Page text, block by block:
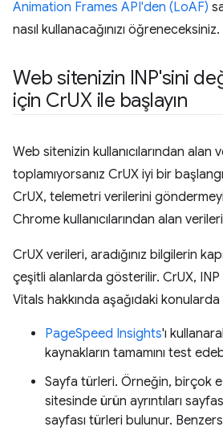
Animation Frames API'den (LoAF)
nasıl kullanacağınızı öğreneceksiniz.
Web sitenizin INP'sini
için CrUX ile başlayın
Web sitenizin kullanıcılarından alan
toplamıyorsanız CrUX iyi bir
CrUX, telemetri verilerini
Chrome kullanıcılarından alan
CrUX verileri, aradığınız bilgilerin
çeşitli alanlarda gösterilir. CrUX,
Vitals hakkında aşağıdaki
PageSpeed Insights'ı
kaynakların tamamını test
Sayfa türleri. Örneğin, birçok
sitesinde ürün ayrıntıları
sayfası türleri bulunur.